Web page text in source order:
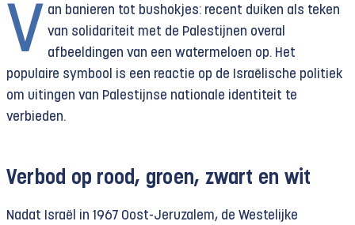
V an banieren tot bushokjes: recent duiken als teken
van solidariteit met de Palestijnen overal
afbeeldingen van een watermeloen op. Het
populaire symbool is een reactie op de Israëlische politiek
om uitingen van Palestijnse nationale identiteit te
verbieden.
Verbod op rood, groen, zwart en wit
Nadat Israël in 1967 Oost-Jeruzalem, de Westelijke